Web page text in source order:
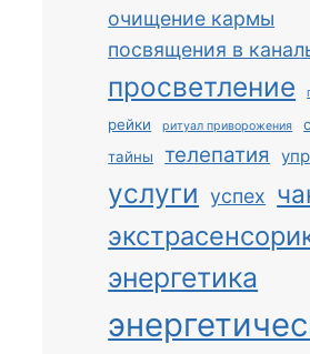
очищение кармы
посвящения в
просветление
рейки ритуал приворожения
тайны
телепатия
услуги успех
энергетика